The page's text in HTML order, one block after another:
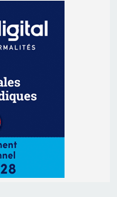
à Cruculi le
organise une